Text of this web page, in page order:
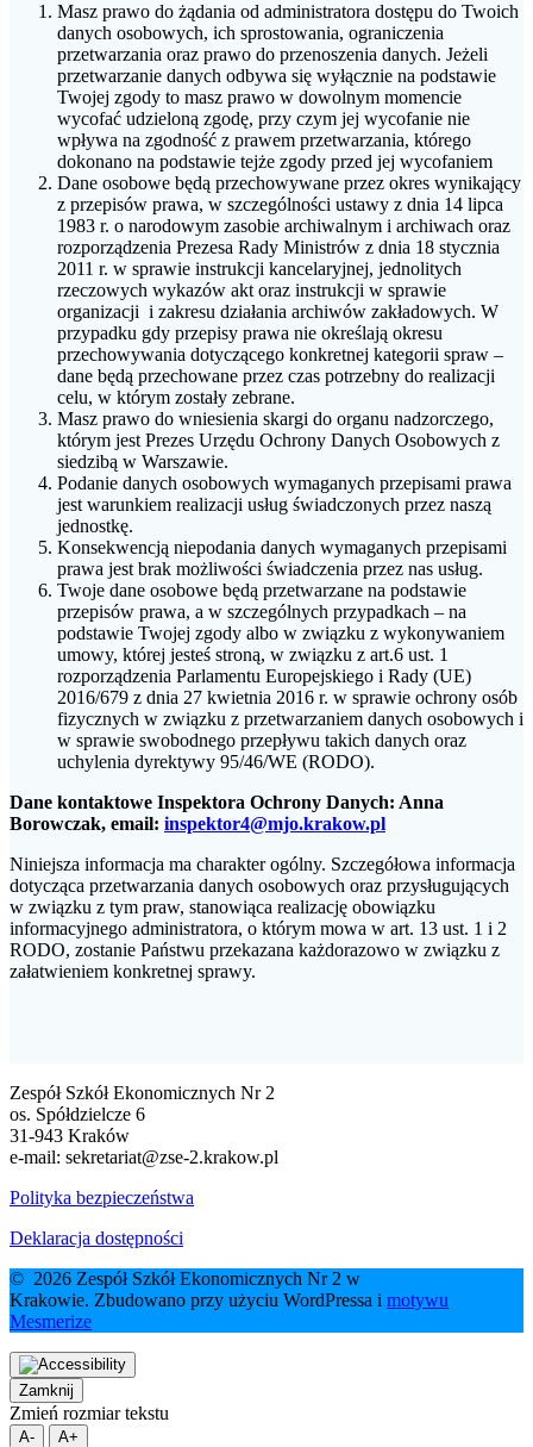
Masz prawo do żądania od administratora dostępu do Twoich
danych osobowych, ich sprostowania, ograniczenia
przetwarzania oraz prawo do przenoszenia danych. Jeżeli
przetwarzanie danych odbywa się wyłącznie na podstawie
Twojej zgody to masz prawo w dowolnym momencie
wycofać udzieloną zgodę, przy czym jej wycofanie nie
wpływa na zgodność z prawem przetwarzania, którego
dokonano na podstawie tejże zgody przed jej wycofaniem
Dane osobowe będą przechowywane przez okres wynikający
z przepisów prawa, w szczególności ustawy z dnia 14 lipca
1983 r. o narodowym zasobie archiwalnym i archiwach oraz
rozporządzenia Prezesa Rady Ministrów z dnia 18 stycznia
2011 r. w sprawie instrukcji kancelaryjnej, jednolitych
rzeczowych wykazów akt oraz instrukcji w sprawie
organizacji i zakresu działania archiwów zakładowych. W
przypadku gdy przepisy prawa nie określają okresu
przechowywania dotyczącego konkretnej kategorii spraw –
dane będą przechowane przez czas potrzebny do realizacji
celu, w którym zostały zebrane.
Masz prawo do wniesienia skargi do organu nadzorczego,
którym jest Prezes Urzędu Ochrony Danych Osobowych z
siedzibą w Warszawie.
Podanie danych osobowych wymaganych przepisami prawa
jest warunkiem realizacji usług świadczonych przez naszą
jednostkę.
Konsekwencją niepodania danych wymaganych przepisami
prawa jest brak możliwości świadczenia przez nas usług.
Twoje dane osobowe będą przetwarzane na podstawie
przepisów prawa, a w szczególnych przypadkach – na
podstawie Twojej zgody albo w związku z wykonywaniem
umowy, której jesteś stroną, w związku z art.6 ust. 1
rozporządzenia Parlamentu Europejskiego i Rady (UE)
2016/679 z dnia 27 kwietnia 2016 r. w sprawie ochrony osób
fizycznych w związku z przetwarzaniem danych osobowych i
w sprawie swobodnego przepływu takich danych oraz
uchylenia dyrektywy 95/46/WE (RODO).
Dane kontaktowe Inspektora Ochrony Danych: Anna
Borowczak, email: inspektor4@mjo.krakow.pl
Niniejsza informacja ma charakter ogólny. Szczegółowa informacja
dotycząca przetwarzania danych osobowych oraz przysługujących
w związku z tym praw, stanowiąca realizację obowiązku
informacyjnego administratora, o którym mowa w art. 13 ust. 1 i 2
RODO, zostanie Państwu przekazana każdorazowo w związku z
załatwieniem konkretnej sprawy.
Zespół Szkół Ekonomicznych Nr 2
os. Spółdzielcze 6
31-943 Kraków
e-mail: sekretariat@zse-2.krakow.pl
Polityka bezpieczeństwa
Deklaracja dostępności
© 2026 Zespół Szkół Ekonomicznych Nr 2 w
Krakowie. Zbudowano przy użyciu WordPressa i motywu
Mesmerize
Zamknij
Zmień rozmiar tekstu
A- A+